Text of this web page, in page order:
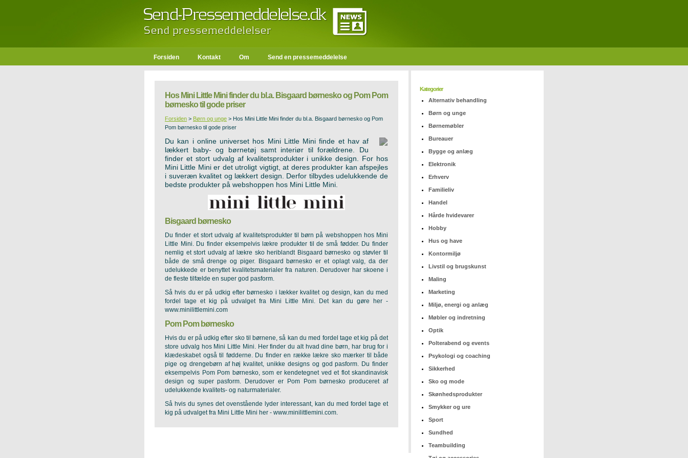
Forsiden Kontakt Om Send en pressemeddelelse
Hos Mini Little Mini finder du bl.a. Bisgaard børnesko og Pom Pom
børnesko til gode priser
Forsiden > Børn og unge > Hos Mini Little Mini finder du bl.a. Bisgaard børnesko og Pom
Pom børnesko til gode priser
Du kan i online universet hos Mini Little Mini finde et hav af
lækkert baby- og børnetøj samt interiør til forældrene. Du
finder et stort udvalg af kvalitetsprodukter i unikke design. For hos
Mini Little Mini er det utroligt vigtigt, at deres produkter kan afspejles
i suveræn kvalitet og lækkert design. Derfor tilbydes udelukkende de
bedste produkter på webshoppen hos Mini Little Mini.
Bisgaard børnesko
Du finder et stort udvalg af kvalitetsprodukter til børn på webshoppen hos Mini
Little Mini. Du finder eksempelvis lækre produkter til de små fødder. Du finder
nemlig et stort udvalg af lækre sko heriblandt Bisgaard børnesko og støvler til
både de små drenge og piger. Bisgaard børnesko er et oplagt valg, da der
udelukkede er benyttet kvalitetsmaterialer fra naturen. Derudover har skoene i
de fleste tilfælde en super god pasform.
Så hvis du er på udkig efter børnesko i lækker kvalitet og design, kan du med
fordel tage et kig på udvalget fra Mini Little Mini. Det kan du gøre her -
www.minilittlemini.com
Pom Pom børnesko
Hvis du er på udkig efter sko til børnene, så kan du med fordel tage et kig på det
store udvalg hos Mini Little Mini. Her finder du alt hvad dine børn, har brug for i
klædeskabet også til fødderne. Du finder en række lækre sko mærker til både
pige og drengebørn af høj kvalitet, unikke designs og god pasform. Du finder
eksempelvis Pom Pom børnesko, som er kendetegnet ved et flot skandinavisk
design og super pasform. Derudover er Pom Pom børnesko produceret af
udelukkende kvalitets- og naturmaterialer.
Så hvis du synes det ovenstående lyder interessant, kan du med fordel tage et
kig på udvalget fra Mini Little Mini her - www.minilittlemini.com.
Kategorier
Alternativ behandling
Børn og unge
Børnemøbler
Bureauer
Bygge og anlæg
Elektronik
Erhverv
Familieliv
Handel
Hårde hvidevarer
Hobby
Hus og have
Kontormiljø
Livstil og brugskunst
Maling
Marketing
Miljø, energi og anlæg
Møbler og indretning
Optik
Polterabend og events
Psykologi og coaching
Sikkerhed
Sko og mode
Skønhedsprodukter
Smykker og ure
Sport
Sundhed
Teambuilding